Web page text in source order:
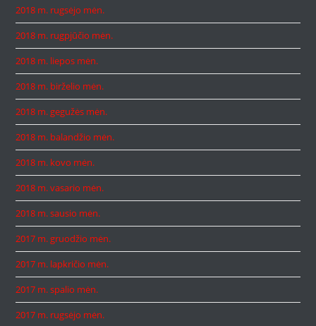
2018 m. rugsėjo mėn.
2018 m. rugpjūčio mėn.
2018 m. liepos mėn.
2018 m. birželio mėn.
2018 m. gegužės mėn.
2018 m. balandžio mėn.
2018 m. kovo mėn.
2018 m. vasario mėn.
2018 m. sausio mėn.
2017 m. gruodžio mėn.
2017 m. lapkričio mėn.
2017 m. spalio mėn.
2017 m. rugsėjo mėn.